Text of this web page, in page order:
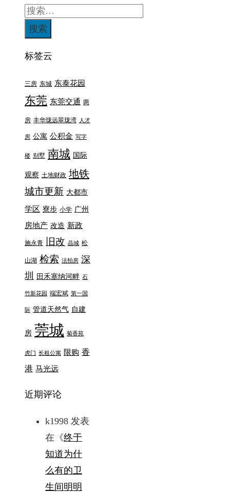
标签云
三房 东城 东泰花园
东莞 东莞交通 两
房 丰华珑远翠珑湾 人才
房 公寓 公积金 写字
楼 别墅 南城 国际
观察 土地财政 地铁
城市更新 大都市
学区 寮步 小学 广州
房地产 改造 新政
施永青 旧改 晶城 松
山湖 检索 法拍房 深
圳
田禾塞纳河畔 石
竹新花园 端宏斌 第一国
际 管道天然气 自建
房 莞城 菊香苑
虎门 长租公寓 限购 香
港 马光远
近期评论
k1998 发表
在《终于
知道为什
么有的卫
生间明明